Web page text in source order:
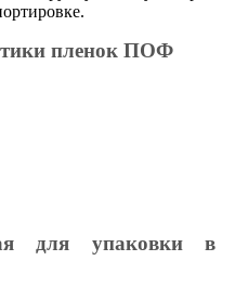
пленок ПОФ
для упаковки в